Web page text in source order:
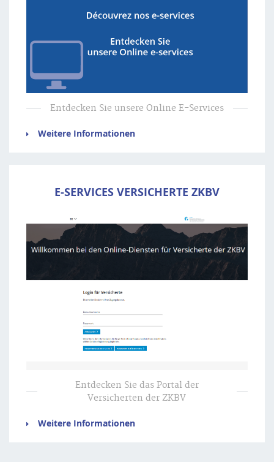
Entdecken Sie unsere Online E-Services
Weitere Informationen
E-SERVICES VERSICHERTE ZKBV
Entdecken Sie das Portal der
Versicherten der ZKBV
Weitere Informationen